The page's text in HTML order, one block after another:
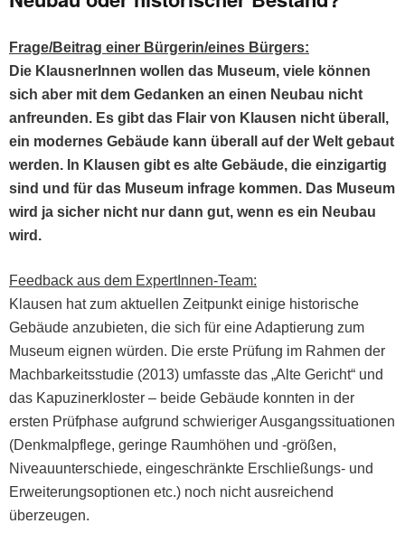
Frage/Beitrag ein­er Bürgerin/eines Bürgers:
Die Klaus­ner­In­nen wollen das Muse­um, viele kön­nen
sich aber mit dem Gedanken an einen Neubau nicht
anfre­un­den. Es gibt das Flair von Klausen nicht über­all,
ein mod­ernes Gebäude kann über­all auf der Welt gebaut
wer­den. In Klausen gibt es alte Gebäude, die einzi­gar­tig
sind und für das Muse­um infrage kom­men. Das Muse­um
wird ja sich­er nicht nur dann gut, wenn es ein Neubau
wird.
Feed­back aus dem Exper­tIn­nen-Team:
Klausen hat zum aktuellen Zeit­punkt einige his­torische
Gebäude anzu­bi­eten, die sich für eine Adap­tierung zum
Muse­um eignen wür­den. Die erste Prü­fung im Rah­men der
Mach­barkeitsstudie (2013) umfasste das „Alte Gericht“ und
das Kapuzin­erk­loster – bei­de Gebäude kon­nten in der
ersten Prüf­phase auf­grund schwieriger Aus­gangssi­t­u­a­tio­nen
(Denkmalpflege, geringe Raumhöhen und ‑größen,
Niveau­un­ter­schiede, eingeschränk­te Erschließungs- und
Erweiterung­sop­tio­nen etc.) noch nicht aus­re­ichend
überzeugen.